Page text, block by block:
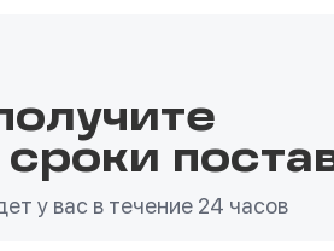
у вас в течение 24 часов